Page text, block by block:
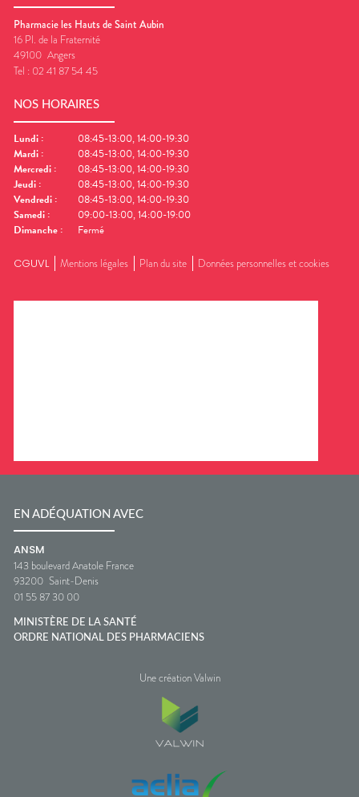
Pharmacie les Hauts de Saint Aubin
16 Pl. de la Fraternité
49100 Angers
Tel : 02 41 87 54 45
NOS HORAIRES
Lundi :
08:45-13:00, 14:00-19:30
Mardi :
08:45-13:00, 14:00-19:30
Mercredi :
08:45-13:00, 14:00-19:30
Jeudi :
08:45-13:00, 14:00-19:30
Vendredi :
08:45-13:00, 14:00-19:30
Samedi :
09:00-13:00, 14:00-19:00
Dimanche : Fermé
CGUVL Mentions légales Plan du site Données personnelles et cookies
EN ADÉQUATION AVEC
ANSM
143 boulevard Anatole France
93200 Saint-Denis
01 55 87 30 00
MINISTÈRE DE LA SANTÉ
ORDRE NATIONAL DES PHARMACIENS
Une création Valwin